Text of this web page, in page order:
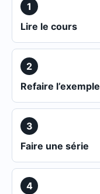
1
Lire le cours
2
Refaire l’exemple
3
Faire une série
4